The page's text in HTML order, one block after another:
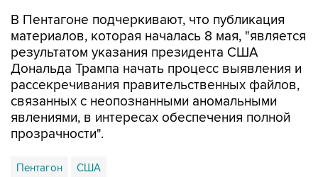
В Пентагоне подчеркивают, что публикация
материалов, которая началась 8 мая, "является
результатом указания президента США
Дональда Трампа начать процесс выявления и
рассекречивания правительственных файлов,
связанных с неопознанными аномальными
явлениями, в интересах обеспечения полной
прозрачности".
Пентагон США